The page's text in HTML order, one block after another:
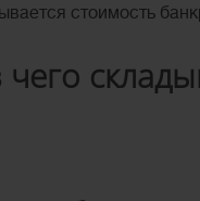
стоимость
чего